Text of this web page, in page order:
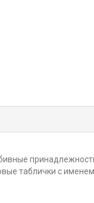
таблички с